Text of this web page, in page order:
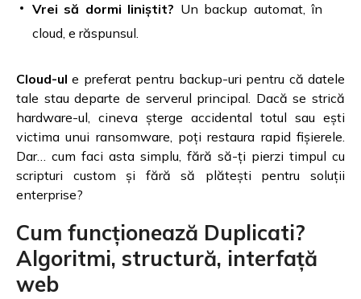
Vrei să dormi liniștit? Un backup automat, în
cloud, e răspunsul.
Cloud-ul e preferat pentru backup-uri pentru că datele
tale stau departe de serverul principal. Dacă se strică
hardware-ul, cineva șterge accidental totul sau ești
victima unui ransomware, poți restaura rapid fișierele.
Dar… cum faci asta simplu, fără să-ți pierzi timpul cu
scripturi custom și fără să plătești pentru soluții
enterprise?
Cum funcționează Duplicati?
Algoritmi, structură, interfață
web